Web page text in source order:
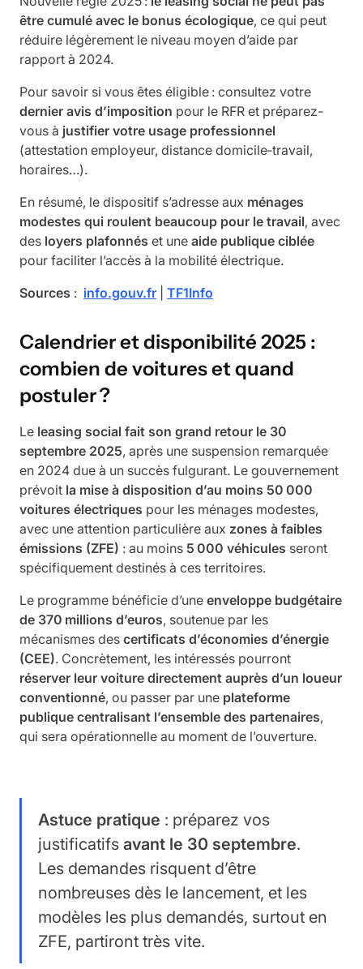
être cumulé avec le bonus écologique, ce qui peut
réduire légèrement le niveau moyen d’aide par
rapport à 2024.
Pour savoir si vous êtes éligible : consultez votre
dernier avis d’imposition pour le RFR et préparez-
vous à justifier votre usage professionnel
(attestation employeur, distance domicile‑travail,
horaires…).
En résumé, le dispositif s’adresse aux ménages
modestes qui roulent beaucoup pour le travail, avec
des loyers plafonnés et une aide publique ciblée
pour faciliter l’accès à la mobilité électrique.
Sources : info.gouv.fr TF1Info
Calendrier et disponibilité 2025 :
combien de voitures et quand
postuler ?
Le leasing social fait son grand retour le 30
septembre 2025, après une suspension remarquée
en 2024 due à un succès fulgurant. Le gouvernement
prévoit la mise à disposition d’au moins 50 000
voitures électriques pour les ménages modestes,
avec une attention particulière aux zones à faibles
émissions (ZFE) : au moins 5 000 véhicules seront
spécifiquement destinés à ces territoires.
Le programme bénéficie d’une enveloppe budgétaire
de 370 millions d’euros, soutenue par les
mécanismes des certificats d’économies d’énergie
(CEE). Concrètement, les intéressés pourront
réserver leur voiture directement auprès d’un loueur
conventionné, ou passer par une plateforme
publique centralisant l’ensemble des partenaires,
qui sera opérationnelle au moment de l’ouverture.
Astuce pratique : préparez vos
justificatifs avant le 30 septembre.
Les demandes risquent d’être
nombreuses dès le lancement, et les
modèles les plus demandés, surtout en
ZFE, partiront très vite.